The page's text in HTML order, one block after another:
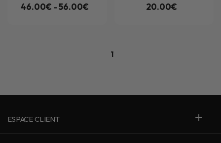
46.00€ - 56.00€ 20.00€
1
ESPACE CLIENT